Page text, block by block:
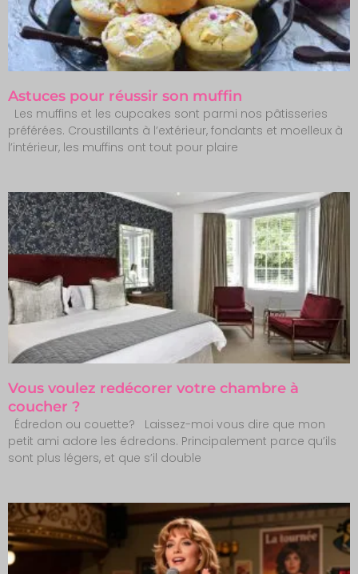
Astuces pour réussir son muffin
Les muffins et les cupcakes sont parmi nos pâtisseries
préférées. Croustillants à l’extérieur, fondants et moelleux à
l’intérieur, les muffins ont tout pour plaire
Vous voulez redécorer votre chambre à
coucher ?
Édredon ou couette? Laissez-moi vous dire que mon
petit ami adore les édredons. Principalement parce qu’ils
sont plus légers, et que s’il double